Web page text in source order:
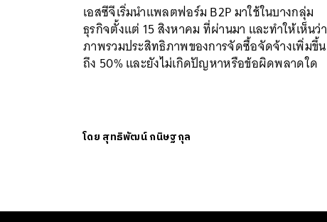
เอสซีจีเริ่มนำแพลตฟอร์ม B2P มาใช้ในบางกลุ่ม
ธุรกิจตั้งแต่ 15 สิงหาคม ที่ผ่านมา และทำให้เห็นว่า
ภาพรวมประสิทธิภาพของการจัดซื้อจัดจ้างเพิ่มขึ้น
ถึง 50% และยังไม่เกิดปัญหาหรือข้อผิดพลาดใด
โดย สุทธิพัฒน์ กนิษฐกุล